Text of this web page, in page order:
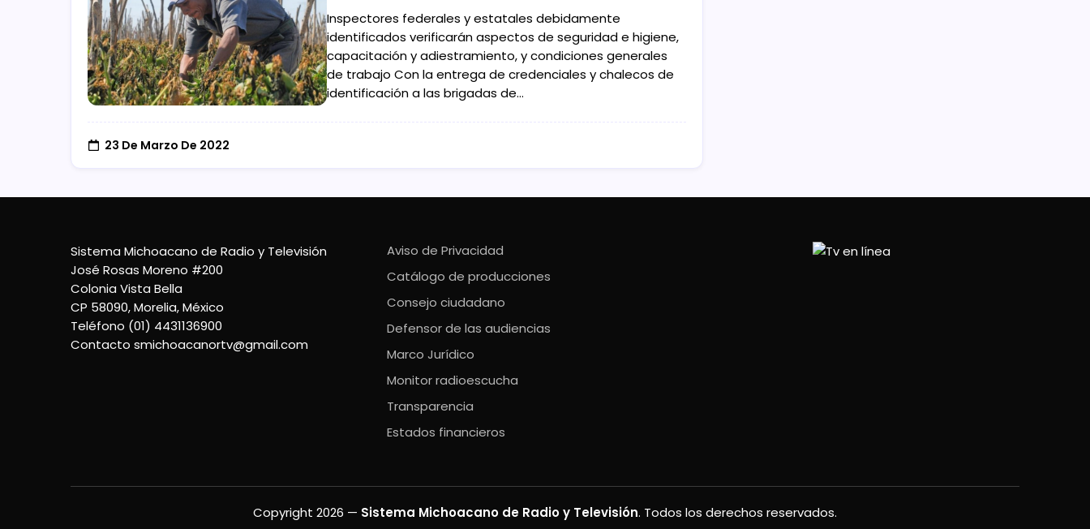
Inspectores federales y estatales debidamente
identificados verificarán aspectos de seguridad e higiene,
capacitación y adiestramiento, y condiciones generales
de trabajo Con la entrega de credenciales y chalecos de
identificación a las brigadas de…
23 De Marzo De 2022
Sistema Michoacano de Radio y Televisión
José Rosas Moreno #200
Colonia Vista Bella
CP 58090, Morelia, México
Teléfono (01) 4431136900
Contacto smichoacanortv@gmail.com
Aviso de Privacidad
Catálogo de producciones
Consejo ciudadano
Defensor de las audiencias
Marco Jurídico
Monitor radioescucha
Transparencia
Estados financieros
Copyright 2026 — Sistema Michoacano de Radio y Televisión. Todos los derechos reservados.